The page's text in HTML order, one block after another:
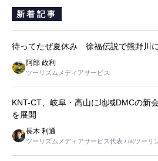
新着記事
待ってたぜ夏休み 徐福伝説で熊野川
阿部 政利
ツーリズムメディアサービス
KNT-CT、岐阜・高山に地域DMCの
を展開
長木 利通
ツーリズムメディアサービス代表 / ㈱ツーリ